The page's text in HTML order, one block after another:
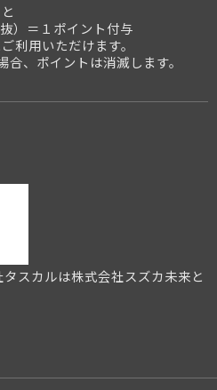
）＝１ポイント付与
利用いただけます。
、ポイントは消滅します。
スカルは株式会社スズカ未来と